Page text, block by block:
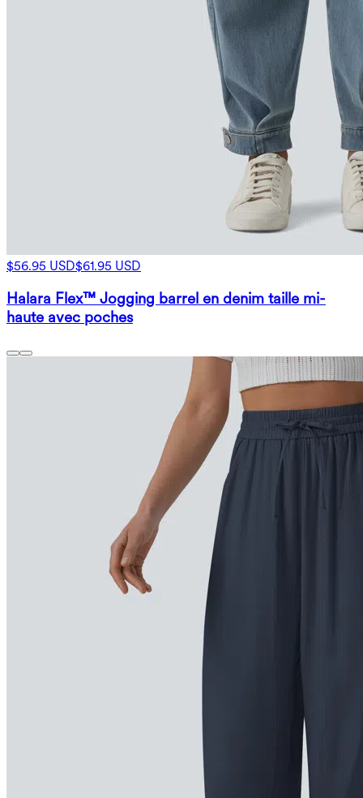
$56.95 USD$61.95 USD
Halara Flex™ Jogging barrel en denim taille mi-
haute avec poches